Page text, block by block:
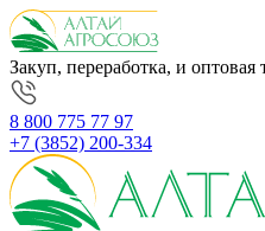
Закуп, переработка, и оптовая
8 800 775 77 97
+7 (3852) 200-334